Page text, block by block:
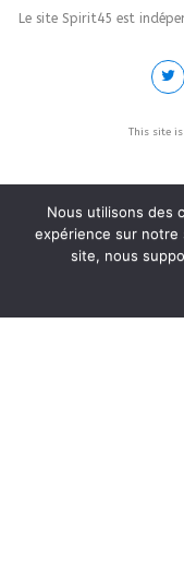
Le site Spirit45 est
This site
Nous utilisons des
expérience sur notre
site, nous